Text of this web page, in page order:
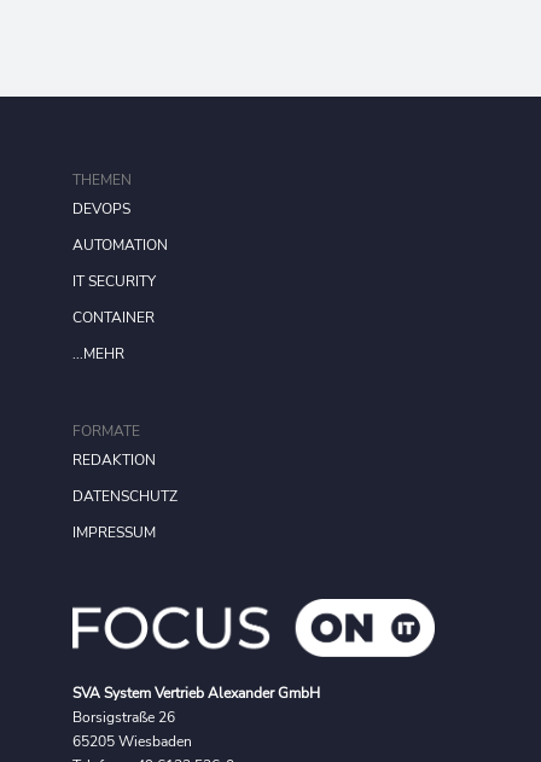
SVA System Vertrieb Alexander GmbH
Borsigstraße 26
65205 Wiesbaden
FORMATE
REDAKTION
DATENSCHUTZ
IMPRESSUM
THEMEN
DEVOPS
AUTOMATION
IT SECURITY
CONTAINER
...MEHR